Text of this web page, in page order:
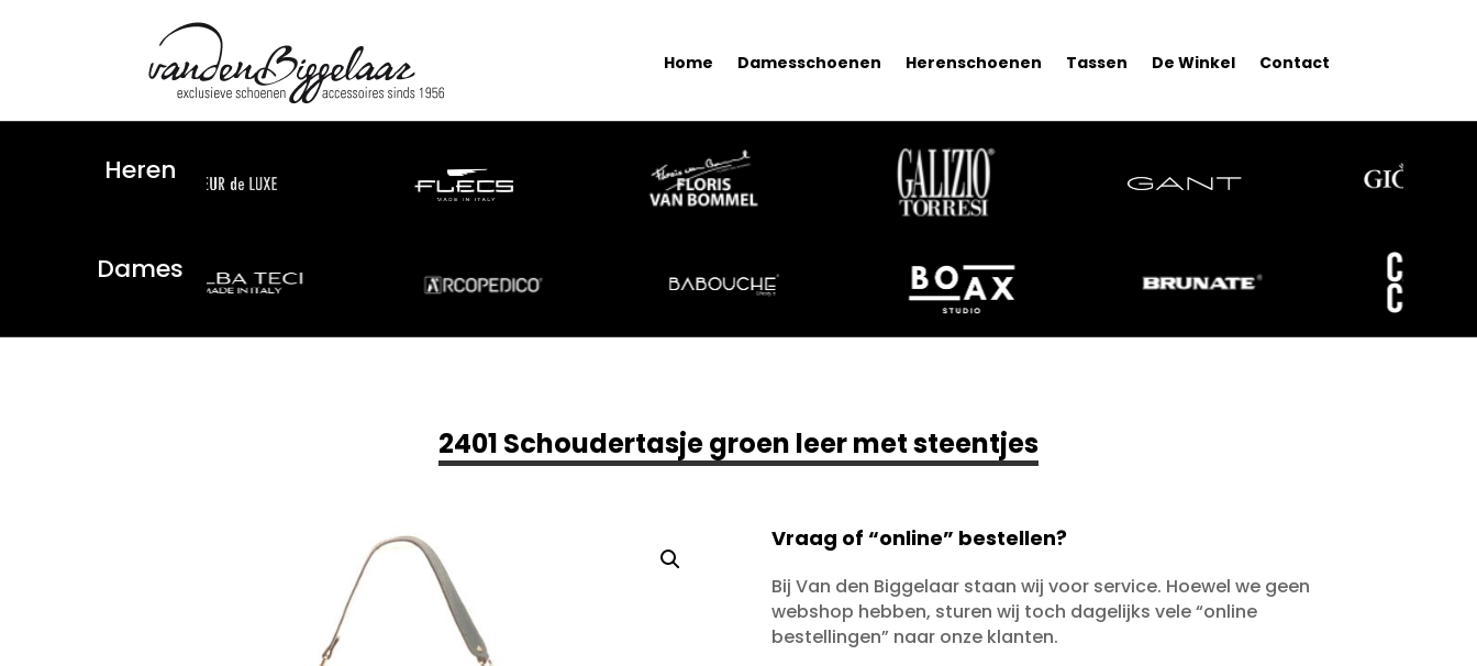
Home Damesschoenen Herenschoenen Tassen De Winkel Contact
Heren
Dames
2401 Schoudertasje groen leer met steentjes
Vraag of “online” bestellen?
Bij Van den Biggelaar staan wij voor service. Hoewel we geen
webshop hebben, sturen wij toch dagelijks vele “online
bestellingen” naar onze klanten.